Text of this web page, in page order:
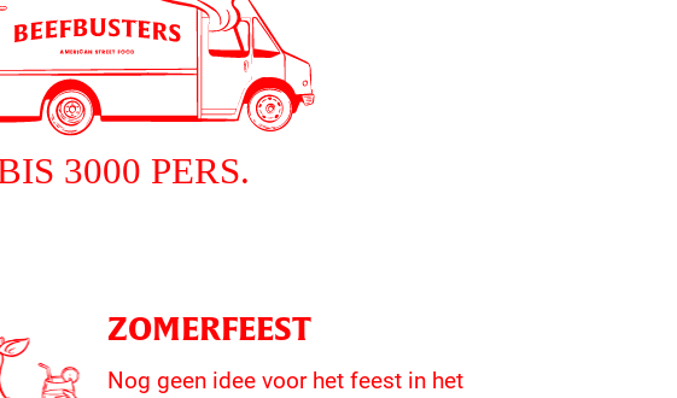
ZOMERFEEST
Nog geen idee voor het feest in het